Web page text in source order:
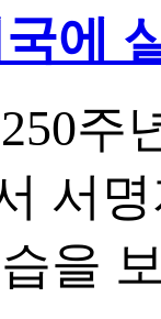
에
주
서
을